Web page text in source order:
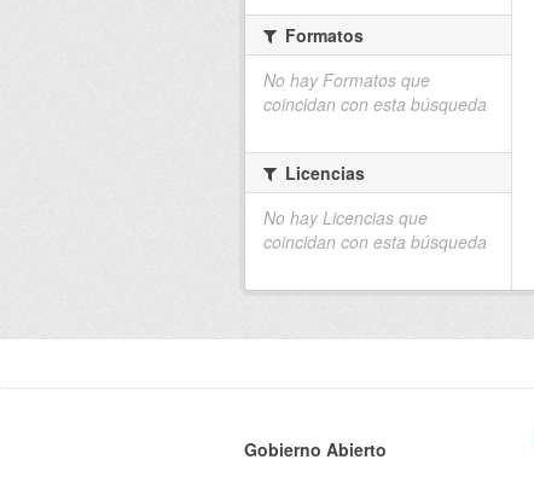
Formatos
No hay Formatos que
coincidan con esta búsqueda
Licencias
No hay Licencias que
coincidan con esta búsqueda
Gobierno Abierto